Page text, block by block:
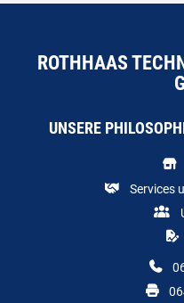
ROTHHAAS
UNSERE
Services